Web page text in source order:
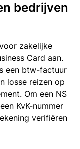
bedrijven
zakelijke
Card aan.
een btw-factuur
losse reizen op
Om een NS
KvK-nummer
verifiëren